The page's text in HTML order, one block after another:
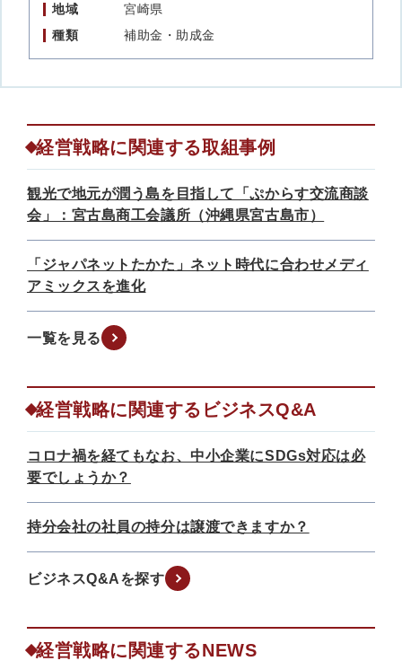
地域
宮崎県
種類
補助金・助成金
経営戦略に関連する取組事例
観光で地元が潤う島を目指して「ぷからす交流商談
会」：宮古島商工会議所（沖縄県宮古島市）
「ジャパネットたかた」ネット時代に合わせメディ
アミックスを進化
一覧を見る
経営戦略に関連するビジネスQ&A
コロナ禍を経てもなお、中小企業にSDGs対応は必
要でしょうか？
持分会社の社員の持分は譲渡できますか？
ビジネスQ&Aを探す
経営戦略に関連するNEWS